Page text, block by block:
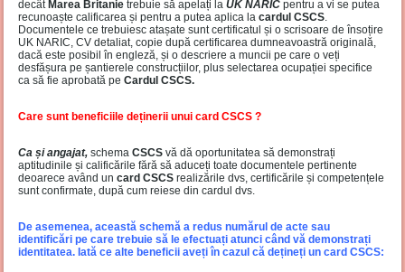
decâtMarea Britanie trebuie să apelați laUK NARIC pentru a vi se putea
recunoaște calificarea și pentru a putea aplica lacardul CSCS
Documentele ce trebuiesc atașate sunt certificatul și o scrisoare de însoțire
UK NARIC, CV detaliat, copie după certificarea dumneavoastră originală,
dacă este posibil în engleză, și o descriere a muncii pe care o veți
desfășura pe șantierele construcțiilor, plus selectarea ocupației specifice
ca să fie aprobată peCardul CSCS.
Care sunt beneficiile deținerii unui card CSCS ?
Ca și angajat, schemaCSCS vă dă oportunitatea să demonstrați
aptitudinile și calificările fără să aduceți toate documentele pertinente
deoarece având uncard CSCS realizările dvs, certificările și competențele
sunt confirmate, după cum reiese din cardul dvs.
De asemenea, această schemă a redus numărul de acte sau
identificări pe care trebuie să le efectuați atunci când vă demonstrați
identitatea. Iată ce alte beneficii aveți în cazul că dețineți un card CSCS: